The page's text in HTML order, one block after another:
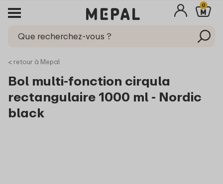
0
< retour à Mepal
Bol multi-fonction cirqula
rectangulaire 1000 ml - Nordic
black